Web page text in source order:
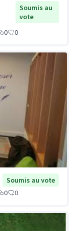
Soumis au
vote
0 0
Soumis au vote
0 0